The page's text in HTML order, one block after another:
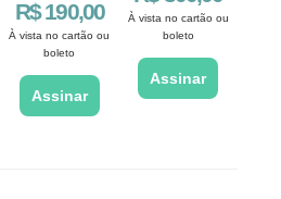
R$ 190,00
À vista no cartão ou
boleto
Assinar
À vista no cartão ou
boleto
Assinar